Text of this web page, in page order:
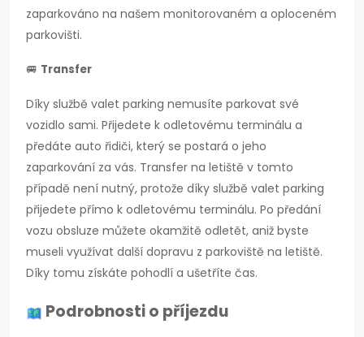
zaparkováno na našem monitorovaném a oploceném
parkovišti.
🚐 Transfer
Díky službě valet parking nemusíte parkovat své
vozidlo sami. Přijedete k odletovému terminálu a
předáte auto řidiči, který se postará o jeho
zaparkování za vás. Transfer na letiště v tomto
případě není nutný, protože díky službě valet parking
přijedete přímo k odletovému terminálu. Po předání
vozu obsluze můžete okamžitě odletět, aniž byste
museli využívat další dopravu z parkoviště na letiště.
Díky tomu získáte pohodlí a ušetříte čas.
Podrobnosti o příjezdu